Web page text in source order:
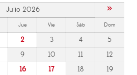
Julio 2026 »
Jue Vie Sáb Dom
2 3 4
5
9 10 11
12
16 17 18
19